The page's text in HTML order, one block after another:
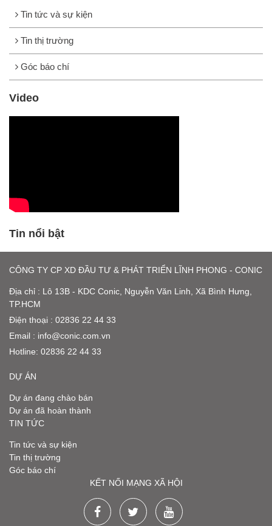
Tin tức và sự kiện
Tin thị trường
Góc báo chí
Video
Tin nổi bật
CÔNG TY CP XD ĐẦU TƯ & PHÁT TRIỂN LĨNH PHONG - CONIC
Địa chỉ : Lô 13B - KDC Conic, Nguyễn Văn Linh, Xã Bình Hưng,
TP.HCM
Điện thoại : 02836 22 44 33
Email : info@conic.com.vn
Hotline: 02836 22 44 33
DỰ ÁN
Dự án đang chào bán
Dự án đã hoàn thành
TIN TỨC
Tin tức và sự kiện
Tin thị trường
Góc báo chí
KẾT NỐI MẠNG XÃ HỘI